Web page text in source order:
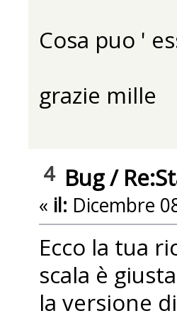
Cosa puo '
grazie mille
4 Bug/
« il: Dicembre
Ecco la tua
scala è
la versione